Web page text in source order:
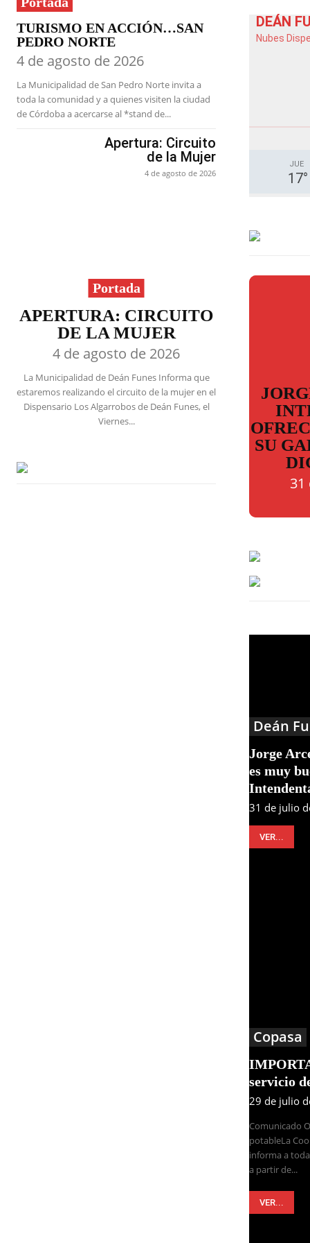
TURISMO EN ACCIÓN…SAN
PEDRO NORTE
4 de agosto de 2026
La Municipalidad de San Pedro Norte invita a
toda la comunidad y a quienes visiten la ciudad
de Córdoba a acercarse al *stand de...
Apertura: Circuito
de la Mujer
4 de agosto de 2026
Portada
APERTURA: CIRCUITO
DE LA MUJER
4 de agosto de 2026
La Municipalidad de Deán Funes Informa que
estaremos realizando el circuito de la mujer en el
Dispensario Los Algarrobos de Deán Funes, el
Viernes...
DEÁN
Nubes
JUE
17°
SU
31
Deán
Jorge
es muy
31 de julio
VER...
Copasa
servicio
29 de julio
Comunicado
potableLa
informa a
a partir de...
VER...